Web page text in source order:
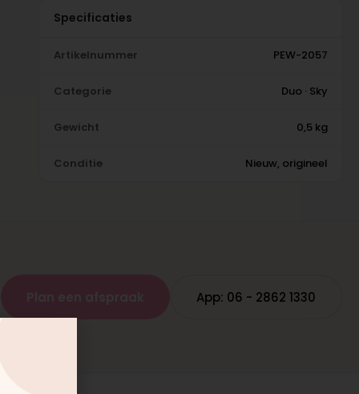
Specificaties
Artikelnummer PEW-2057
Categorie Duo · Sky
Gewicht 0,5 kg
Conditie Nieuw, origineel
App: 06 - 2862 1330